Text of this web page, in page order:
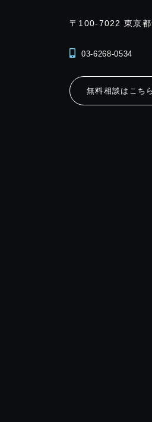
〒100-7022東京
03-6268-0534
無料相談はこちら